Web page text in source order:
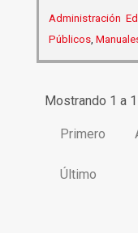
Administración
Públicos
Mostrando 1 a
Primero
Último